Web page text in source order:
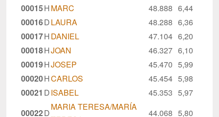
00015HMARC 48.888 6,44
00016DLAURA 48.288 6,36
00017HDANIEL 47.104 6,20
00018HJOAN 46.327 6,10
00019HJOSEP 45.470 5,99
00020HCARLOS 45.454 5,98
00021 DISABEL 45.353 5,97
00022D
MARIA TERESA/MARÍA
44.068 5,80